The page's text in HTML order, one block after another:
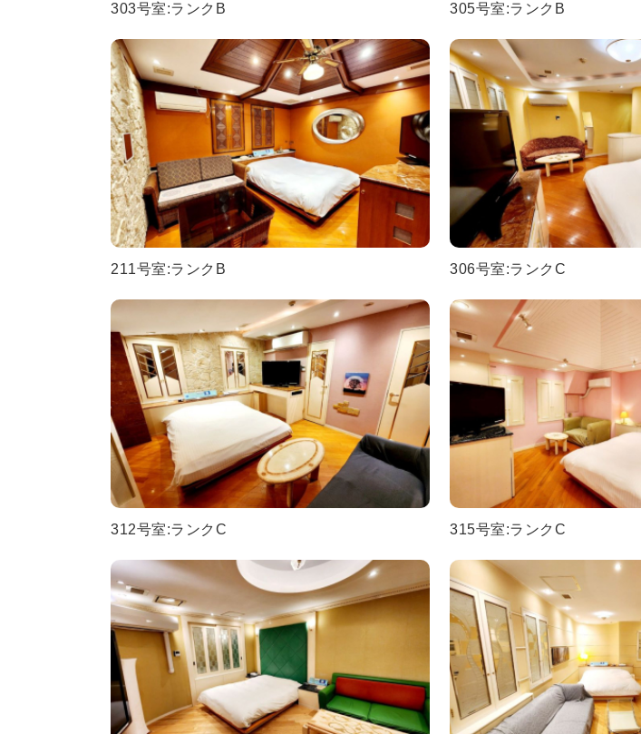
303号室:ランクB 305号室:ランクB
211号室:ランクB 306号室:ランクC
312号室:ランクC 315号室:ランクC